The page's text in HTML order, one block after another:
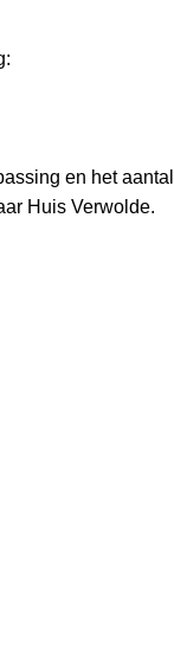
en het
Huis Verwolde.